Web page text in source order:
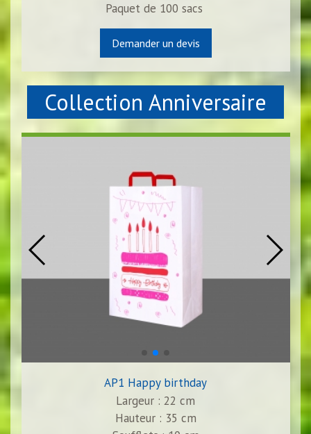
Paquet de 100 sacs
Demander un devis
Collection Anniversaire
AP1 Happy birthday
Largeur : 22 cm
Hauteur : 35 cm